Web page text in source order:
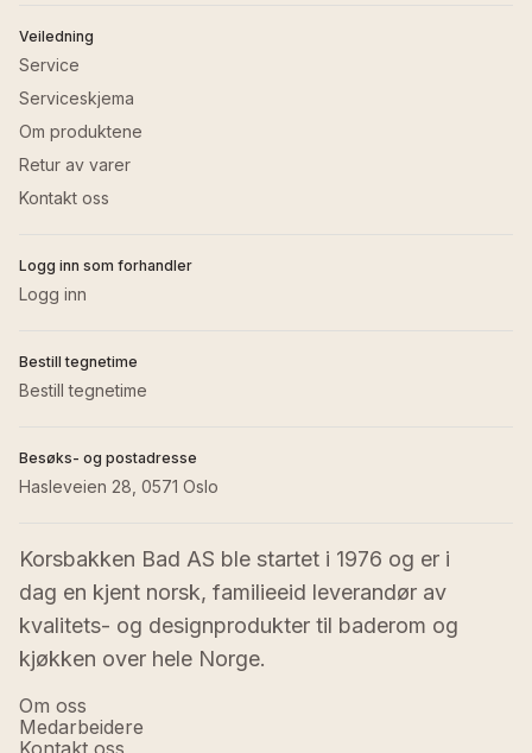
Veiledning
Service
Serviceskjema
Om produktene
Retur av varer
Kontakt oss
Logg inn som forhandler
Logg inn
Bestill tegnetime
Bestill tegnetime
Besøks- og postadresse
Hasleveien 28, 0571 Oslo
Korsbakken Bad AS ble startet i 1976 og er i
dag en kjent norsk, familieeid leverandør av
kvalitets- og designprodukter til baderom og
kjøkken over hele Norge.
Om oss
Medarbeidere
Kontakt oss